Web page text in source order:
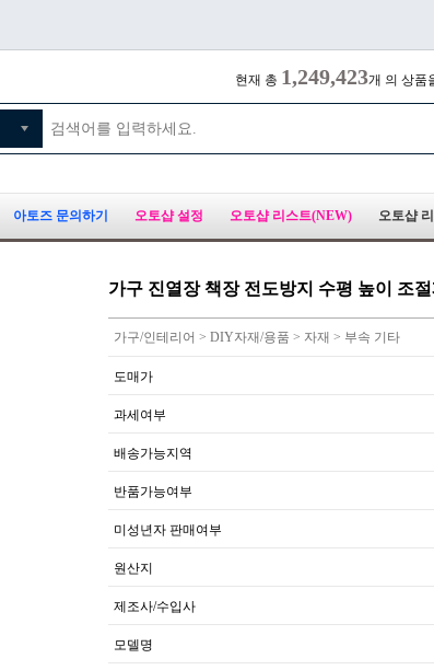
현재 총 1,249,423개 의 상품
아토즈 문의하기 오토샵 설정 오토샵 리스트(NEW) 오토샵
가구 진열장 책장 전도방지 수평 높이 조
가구/인테리어 > DIY자재/용품 > 자재 > 부속 기타
도매가
과세여부
배송가능지역
반품가능여부
미성년자 판매여부
원산지
제조사/수입사
모델명